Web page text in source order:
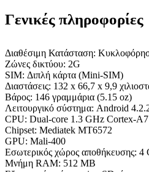
Γενικές πληροφορίες
Διαθέσιμη Κατάσταση:
Ζώνες δικτύου: 2G
SIM: Διπλή κάρτα (Mini-SIM)
Διαστάσεις: 132 x 66,7 x 9,9
Βάρος: 146 γραμμάρια (5.15 oz)
Λειτουργικό σύστημα: Android
CPU: Dual-core 1.3 GHz Cortex-A7
Chipset: Mediatek MT6572
GPU: Mali-400
Εσωτερικός χώρος αποθήκευσης: 4
Μνήμη RAM: 512 MB